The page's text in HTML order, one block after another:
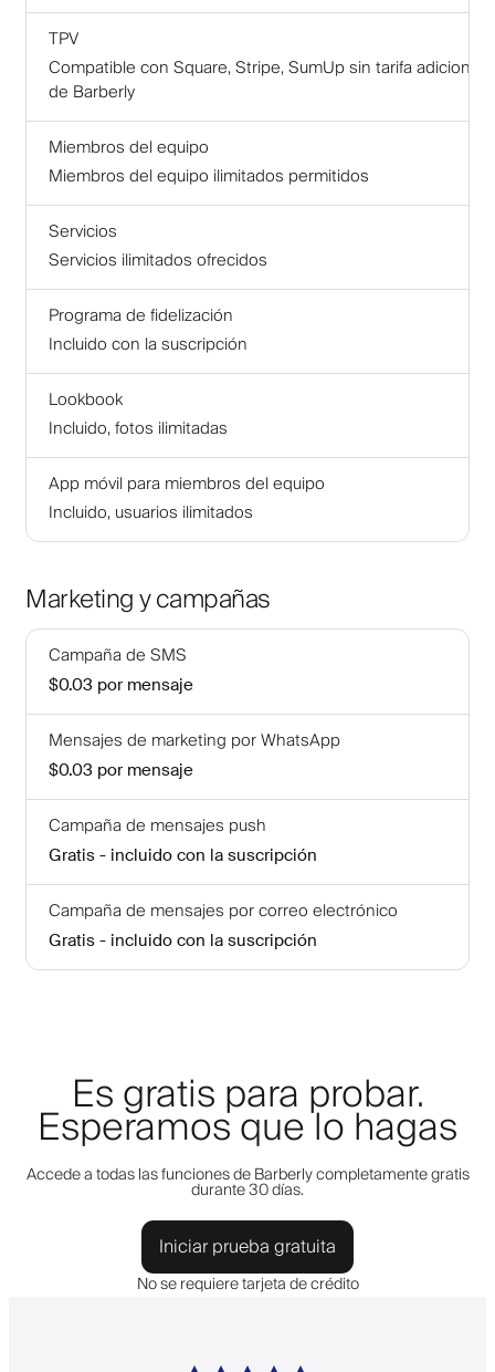
TPV
Compatible con Square, Stripe, SumUp sin tarifa adicional
de Barberly
Miembros del equipo
Miembros del equipo ilimitados permitidos
Servicios
Servicios ilimitados ofrecidos
Programa de fidelización
Incluido con la suscripción
Lookbook
Incluido, fotos ilimitadas
App móvil para miembros del equipo
Incluido, usuarios ilimitados
Marketing y campañas
Campaña de SMS
$0.03 por mensaje
Mensajes de marketing por WhatsApp
$0.03 por mensaje
Campaña de mensajes push
Gratis - incluido con la suscripción
Campaña de mensajes por correo electrónico
Gratis - incluido con la suscripción
Es gratis para probar.
Esperamos que lo hagas
Accede a todas las funciones de Barberly completamente gratis
durante 30 días.
Iniciar prueba gratuita
No se requiere tarjeta de crédito